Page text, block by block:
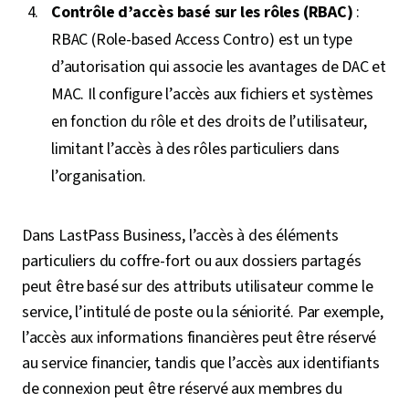
Contrôle d’accès basé sur les rôles (RBAC) :
RBAC (Role-based Access Contro) est un type
d’autorisation qui associe les avantages de DAC et
MAC. Il configure l’accès aux fichiers et systèmes
en fonction du rôle et des droits de l’utilisateur,
limitant l’accès à des rôles particuliers dans
l’organisation.
Dans LastPass Business, l’accès à des éléments
particuliers du coffre-fort ou aux dossiers partagés
peut être basé sur des attributs utilisateur comme le
service, l’intitulé de poste ou la séniorité. Par exemple,
l’accès aux informations financières peut être réservé
au service financier, tandis que l’accès aux identifiants
de connexion peut être réservé aux membres du